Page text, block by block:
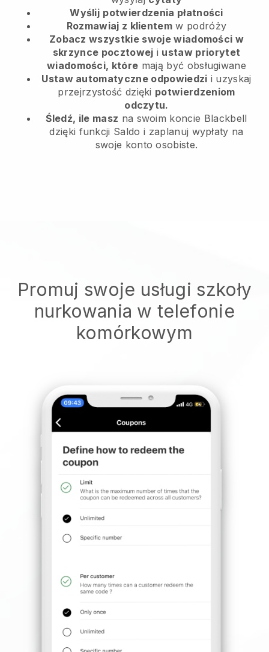
Wyślij potwierdzenia płatności
Rozmawiaj z klientem w podróży
Zobacz wszystkie swoje wiadomości w
skrzynce pocztowej i ustaw priorytet
wiadomości, które mają być obsługiwane
Ustaw automatyczne odpowiedzi i uzyskaj
przejrzystość dzięki potwierdzeniom
odczytu.
Śledź, ile masz na swoim koncie Blackbell
dzięki funkcji Saldo i zaplanuj wypłaty na
swoje konto osobiste.
Promuj swoje usługi szkoły
nurkowania w telefonie
komórkowym